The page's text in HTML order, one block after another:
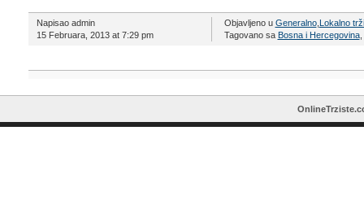
Napisao admin
15 Februara, 2013 at 7:29 pm
Objavljeno u Generalno, Lokalno
Tagovano sa Bosna i Hercegovina,